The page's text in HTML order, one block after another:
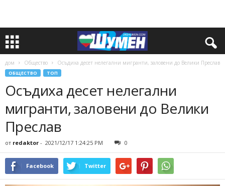
дом Общество Осъдиха десет нелегални мигранти, заловени до Велики Преслав
ОБЩЕСТВО ТОП
Осъдиха десет нелегални
мигранти, заловени до Велики
Преслав
от redaktor - 2021/12/17 1:24:25 PM 0
Facebook Twitter